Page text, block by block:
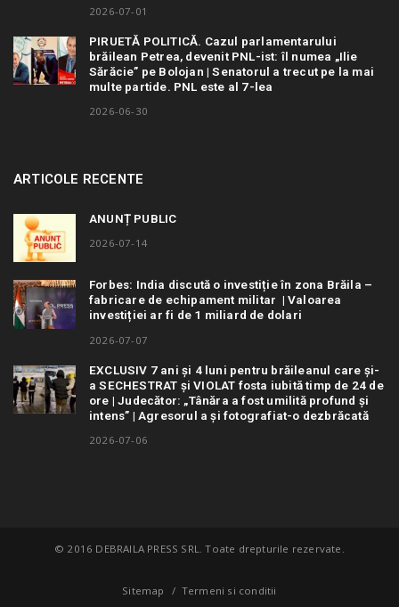
2026-07-01
PIRUETĂ POLITICĂ. Cazul parlamentarului
brăilean Petrea, devenit PNL-ist: îl numea „Ilie
Sărăcie” pe Bolojan | Senatorul a trecut pe la mai
multe partide. PNL este al 7-lea
2026-06-30
ARTICOLE RECENTE
ANUNȚ PUBLIC
2026-07-14
Forbes: India discută o investiție în zona Brăila –
fabricare de echipament militar | Valoarea
investiției ar fi de 1 miliard de dolari
2026-07-07
EXCLUSIV 7 ani și 4 luni pentru brăileanul care și-
a SECHESTRAT și VIOLAT fosta iubită timp de 24 de
ore | Judecător: „Tânăra a fost umilită profund și
intens” | Agresorul a și fotografiat-o dezbrăcată
2026-07-06
© 2016 DEBRAILA PRESS SRL. Toate drepturile rezervate.
Sitemap Termeni si conditii